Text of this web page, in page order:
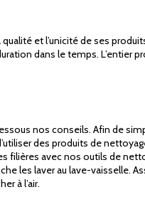
et l’unicité de ses
dans le temps. L’entier
nos conseils. Afin de
des produits de
filières avec nos outils de
les laver au lave-vaisselle.
à l’air.